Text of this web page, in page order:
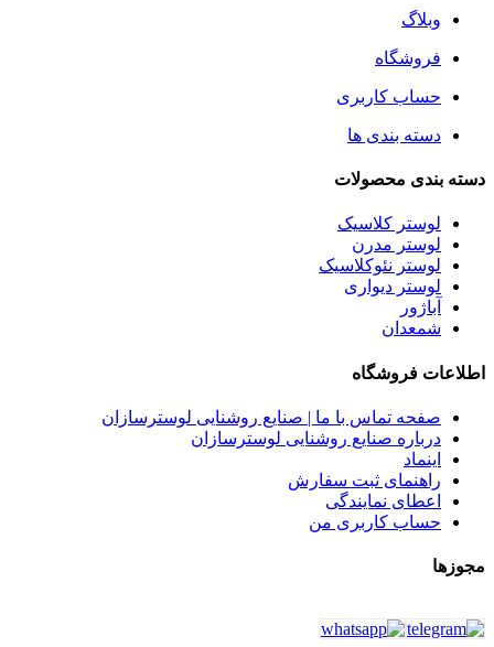
وبلاگ
فروشگاه
حساب کاربری
دسته بندی ها
دسته بندی محصولات
لوستر کلاسیک
لوستر مدرن
لوستر نئوکلاسیک
لوستر دیواری
آباژور
شمعدان
اطلاعات فروشگاه
صفحه تماس با ما | صنایع روشنایی لوسترسازان
درباره صنایع روشنایی لوسترسازان
اینماد
راهنمای ثبت سفارش
اعطای نمایندگی
حساب کاربری من
مجوزها